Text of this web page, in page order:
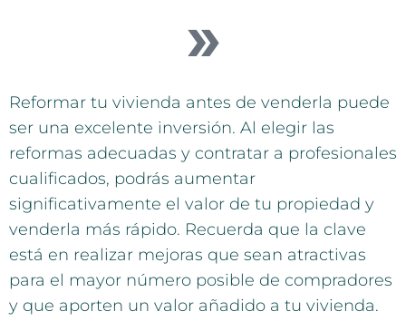
Reformar tu vivienda antes de venderla puede
ser una excelente inversión. Al elegir las
reformas adecuadas y contratar a profesionales
cualificados, podrás aumentar
significativamente el valor de tu propiedad y
venderla más rápido. Recuerda que la clave
está en realizar mejoras que sean atractivas
para el mayor número posible de compradores
y que aporten un valor añadido a tu vivienda.